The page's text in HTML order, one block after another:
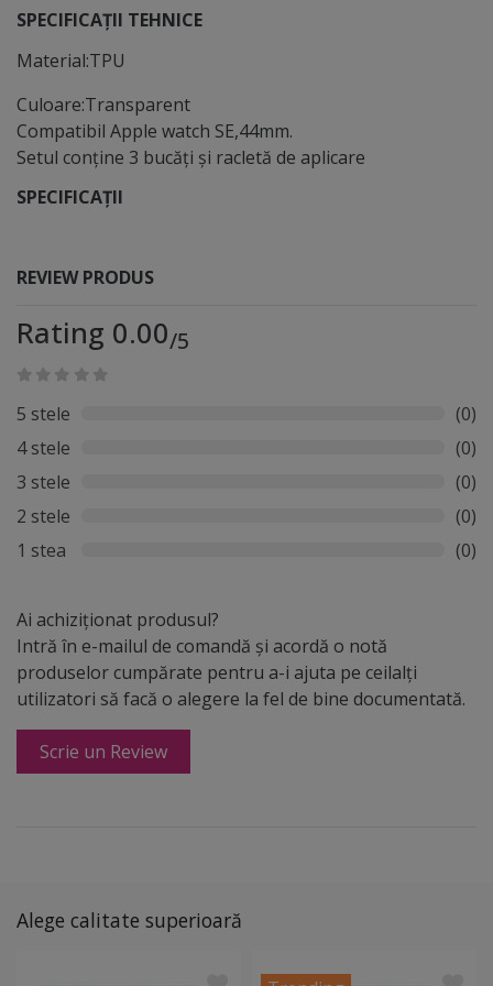
SPECIFICAȚII TEHNICE
Material:TPU
Culoare:Transparent
Compatibil Apple watch SE,44mm.
Setul conține 3 bucăți și racletă de aplicare
SPECIFICAȚII
REVIEW PRODUS
Rating 0.00/5
5 stele
(0)
4 stele
(0)
3 stele
(0)
2 stele
(0)
1 stea
(0)
Ai achiziționat produsul?
Intră în e-mailul de comandă și acordă o notă
produselor cumpărate pentru a-i ajuta pe ceilalți
utilizatori să facă o alegere la fel de bine documentată.
Scrie un Review
Alege calitate superioară